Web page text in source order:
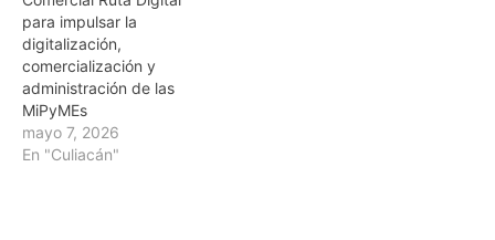
para impulsar la
digitalización,
comercialización y
administración de las
MiPyMEs
mayo 7, 2026
En "Culiacán"